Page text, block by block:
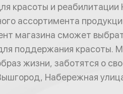
красоты и
ассортимента
магазина сможет
поддержания красоты.
жизни, заботятся о
Набережная